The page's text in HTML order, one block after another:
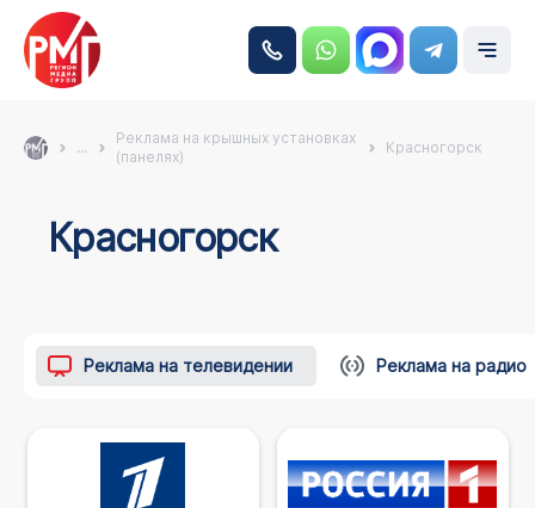
...
Реклама на крышных установках
(панелях)
Красногорск
Красногорск
Реклама на телевидении Реклама на радио